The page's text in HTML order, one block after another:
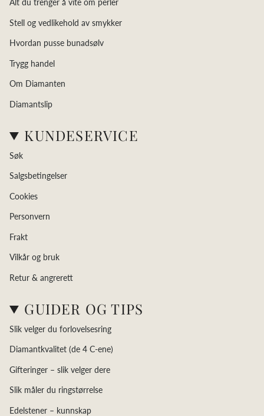
Alt du trenger å vite om perler
Stell og vedlikehold av smykker
Hvordan pusse bunadsølv
Trygg handel
Om Diamanten
Diamantslip
KUNDESERVICE
Søk
Salgsbetingelser
Cookies
Personvern
Frakt
Vilkår og bruk
Retur & angrerett
GUIDER OG TIPS
Slik velger du forlovelsesring
Diamantkvalitet (de 4 C-ene)
Gifteringer – slik velger dere
Slik måler du ringstørrelse
Edelstener – kunnskap